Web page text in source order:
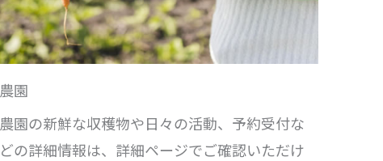
農園
農園の新鮮な収穫物や日々の活動、予約受付な
どの詳細情報は、詳細ページでご確認いただけ